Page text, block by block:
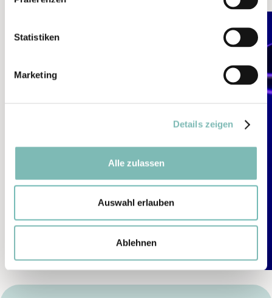
Statistiken
Marketing
Details zeigen
Alle zulassen
Auswahl erlauben
Ablehnen